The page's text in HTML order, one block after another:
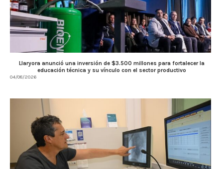
Llaryora anunció una inversión de $3.500 millones para fortalecer la
educación técnica y su vínculo con el sector productivo
04/08/2026